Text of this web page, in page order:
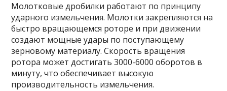
Молотковые дробилки работают по принципу
ударного измельчения. Молотки закрепляются на
быстро вращающемся роторе и при движении
создают мощные удары по поступающему
зерновому материалу. Скорость вращения
ротора может достигать 3000-6000 оборотов в
минуту, что обеспечивает высокую
производительность измельчения.